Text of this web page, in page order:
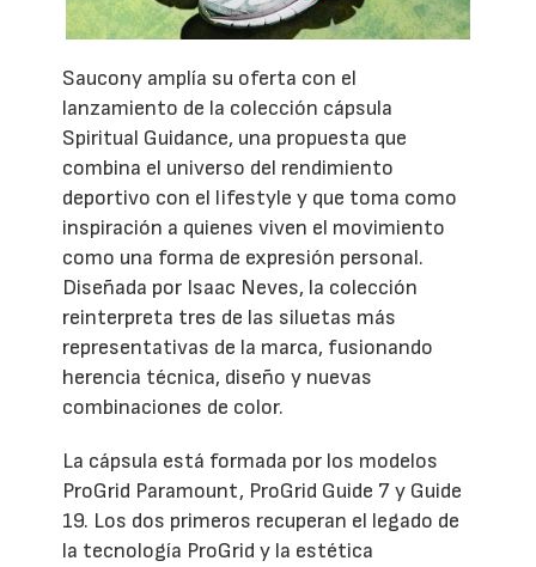
Saucony amplía su oferta con el
lanzamiento de la colección cápsula
Spiritual Guidance, una propuesta que
combina el universo del rendimiento
deportivo con el lifestyle y que toma como
inspiración a quienes viven el movimiento
como una forma de expresión personal.
Diseñada por Isaac Neves, la colección
reinterpreta tres de las siluetas más
representativas de la marca, fusionando
herencia técnica, diseño y nuevas
combinaciones de color.
La cápsula está formada por los modelos
ProGrid Paramount, ProGrid Guide 7 y Guide
19. Los dos primeros recuperan el legado de
la tecnología ProGrid y la estética